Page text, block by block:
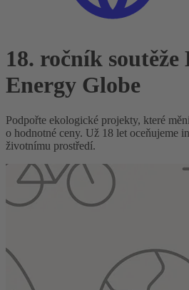
18. ročník soutěže
Energy Globe
Podpořte ekologické projekty, které
o hodnotné ceny. Už 18 let oceňujeme
životnímu prostředí.